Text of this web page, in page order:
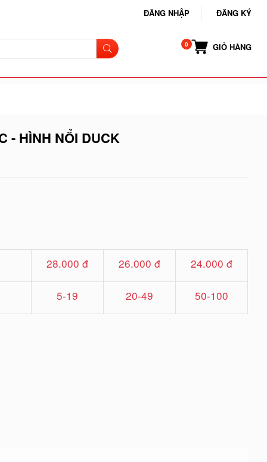
ĐĂNG NHẬP ĐĂNG KÝ
GIỎ HÀNG
- HÌNH NỔI DUCK
28.000 đ 26.000 đ 24.000 đ
5-19 20-49 50-100